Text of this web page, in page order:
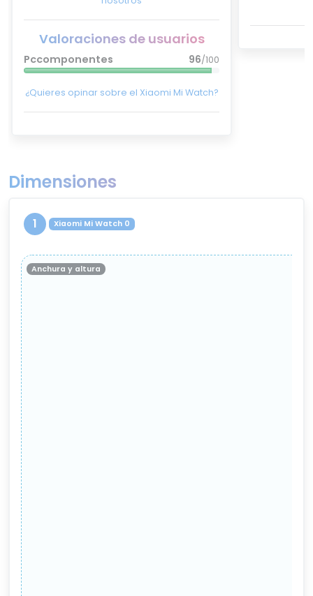
Valoraciones de usuarios
Pccomponentes 96/100
¿Quieres opinar sobre el Xiaomi Mi Watch?
Dimensiones
1 Xiaomi Mi Watch 0
Anchura y altura